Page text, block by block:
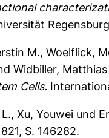
M., Woelflick,
Widbiller, Matthias
Cells.
, Xu, Youwei und
S. 146282.